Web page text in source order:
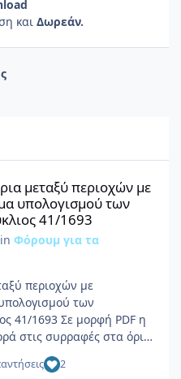
και Δωρεάν.
μεταξύ περιοχών με
υπολογισμού των
41/1693
Φόρουμ για τα
περιοχών με
των
μορφή PDF η
στις συρραφές στα όρια
σύστημα
με τα
2